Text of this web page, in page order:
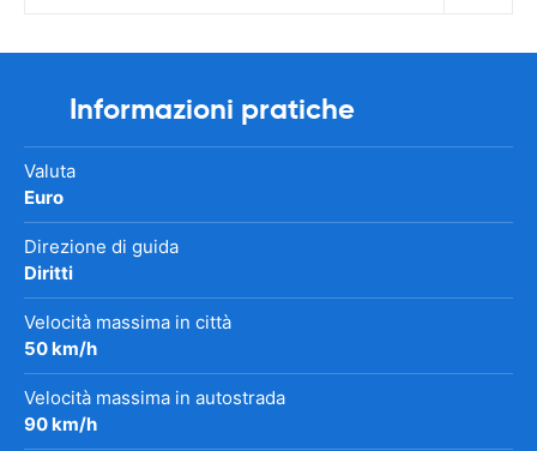
Informazioni pratiche
Valuta
Euro
Direzione di guida
Diritti
Velocità massima in città
50 km/h
Velocità massima in autostrada
90 km/h